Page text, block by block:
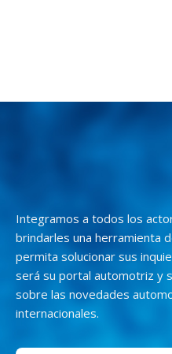
Integramos a todos los
brindarles una herramienta
permita solucionar sus
será su portal automotriz y
sobre las novedades
internacionales.